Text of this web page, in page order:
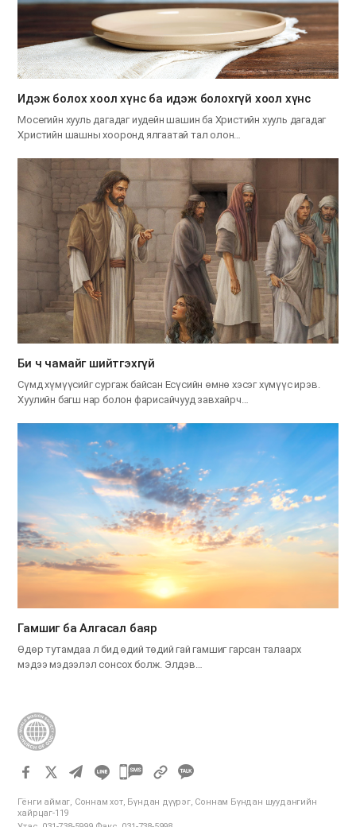
Идэж болох хоол хүнс ба идэж болохгүй хоол хүнс
Мосегийн хууль дагадаг иудейн шашин ба Христийн хууль дагадаг
Христийн шашны хооронд ялгаатай тал олон…
Би ч чамайг шийтгэхгүй
Сүмд хүмүүсийг сургаж байсан Есүсийн өмнө хэсэг хүмүүс ирэв.
Хуулийн багш нар болон фарисайчууд завхайрч…
Гамшиг ба Алгасал баяр
Өдөр тутамдаа л бид өдий төдий гай гамшиг гарсан талаарх
мэдээ мэдээлэл сонсох болж. Элдэв…
카
Гёнги аймаг, Соннам хот, Бүндан дүүрэг, Соннам Бүндан шуудангийн
хайрцаг-119